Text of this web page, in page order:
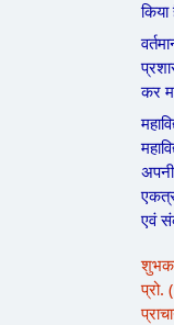
कर
एवं
प्रो.